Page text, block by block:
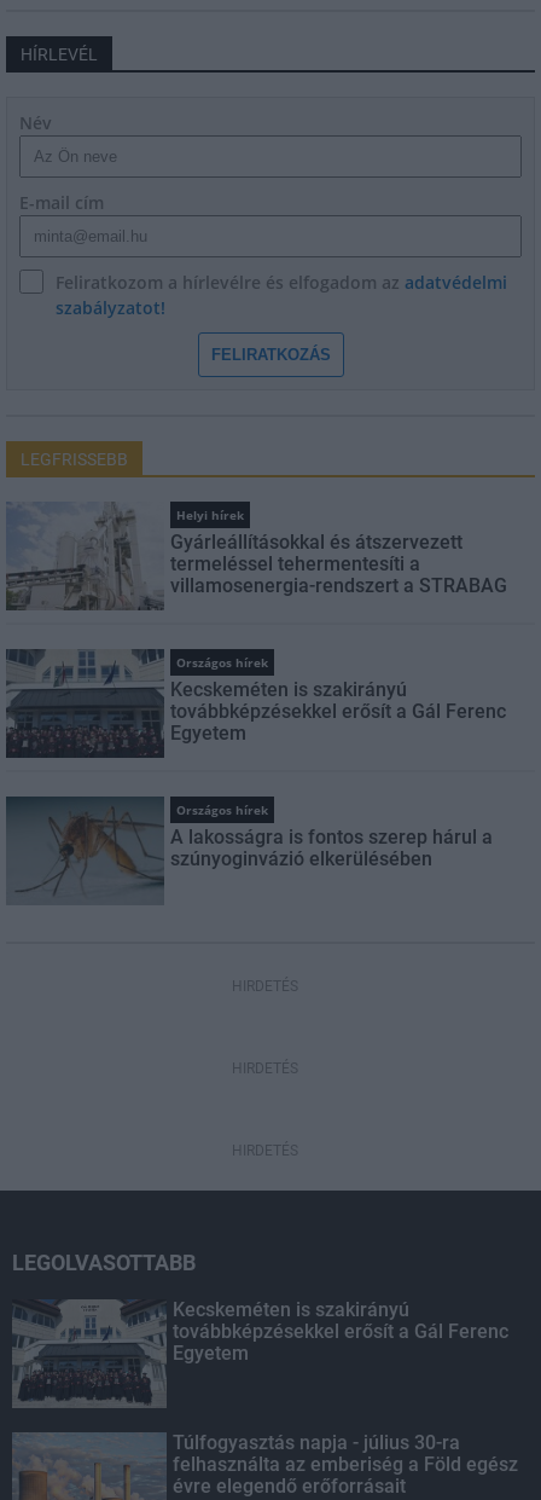
HÍRLEVÉL
Név
E-mail cím
Feliratkozom a hírlevélre és elfogadom az adatvédelmi
szabályzatot!
FELIRATKOZÁS
LEGFRISSEBB
Helyi hírek
Gyárleállításokkal és átszervezett
termeléssel tehermentesíti a
villamosenergia-rendszert a STRABAG
Országos hírek
Kecskeméten is szakirányú
továbbképzésekkel erősít a Gál Ferenc
Egyetem
Országos hírek
A lakosságra is fontos szerep hárul a
szúnyoginvázió elkerülésében
HIRDETÉS
HIRDETÉS
HIRDETÉS
LEGOLVASOTTABB
Kecskeméten is szakirányú
továbbképzésekkel erősít a Gál Ferenc
Egyetem
Túlfogyasztás napja - július 30-ra
felhasználta az emberiség a Föld egész
évre elegendő erőforrásait